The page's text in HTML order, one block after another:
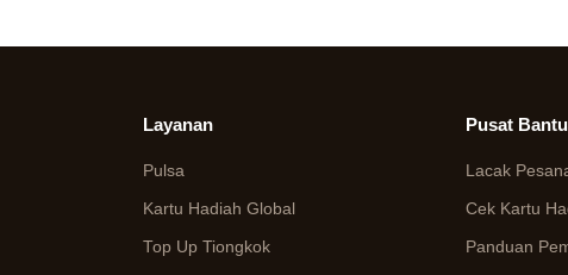
Layanan
Pulsa
Kartu Hadiah Global
Top Up Tiongkok
Pusat
Lacak
Cek Kartu
Panduan